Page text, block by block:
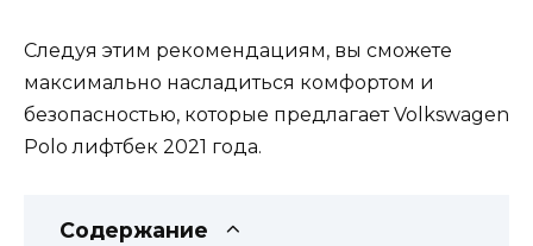
Следуя этим рекомендациям, вы сможете
максимально насладиться комфортом и
безопасностью, которые предлагает Volkswagen
Polo лифтбек 2021 года.
Содержание